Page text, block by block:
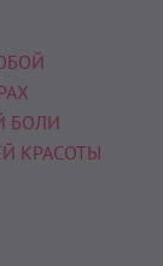
БОЛИ
КРАСОТЫ